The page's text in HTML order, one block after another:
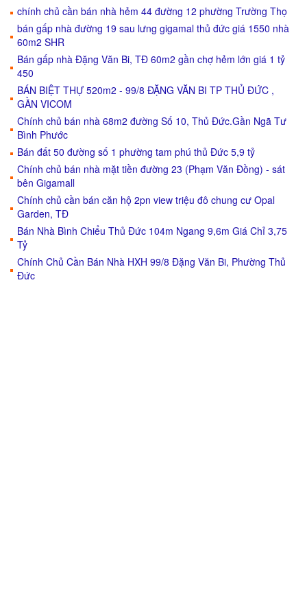
chính chủ cần bán nhà hẻm 44 đường 12 phường Trường Thọ
bán gấp nhà đường 19 sau lưng gigamal thủ đức giá 1550 nhà
60m2 SHR
Bán gấp nhà Đặng Văn Bi, TĐ 60m2 gần chợ hẻm lớn giá 1 tỷ
450
BÁN BIỆT THỰ 520m2 - 99/8 ĐẶNG VĂN BI TP THỦ ĐỨC ,
GẦN VICOM
Chính chủ bán nhà 68m2 đường Số 10, Thủ Đức.Gần Ngã Tư
Bình Phước
Bán đất 50 đường số 1 phường tam phú thủ Đức 5,9 tỷ
Chính chủ bán nhà mặt tiền đường 23 (Phạm Văn Đồng) - sát
bên Gigamall
Chính chủ cần bán căn hộ 2pn view triệu đô chung cư Opal
Garden, TĐ
Bán Nhà Bình Chiểu Thủ Đức 104m Ngang 9,6m Giá Chỉ 3,75
Tỷ
Chính Chủ Cần Bán Nhà HXH 99/8 Đặng Văn Bi, Phường Thủ
Đức